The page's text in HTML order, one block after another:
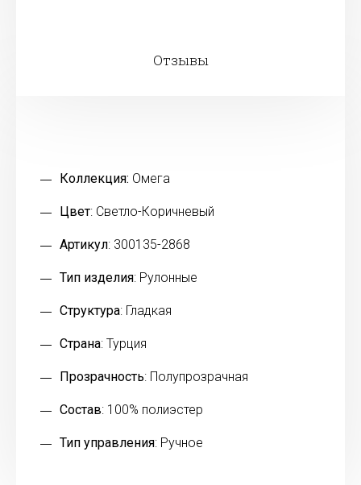
Отзывы
Коллекция: Омега
Цвет: Светло-Коричневый
Артикул: 300135-2868
Тип изделия: Рулонные
Структура: Гладкая
Страна: Турция
Прозрачность: Полупрозрачная
Состав: 100% полиэстер
Тип управления: Ручное